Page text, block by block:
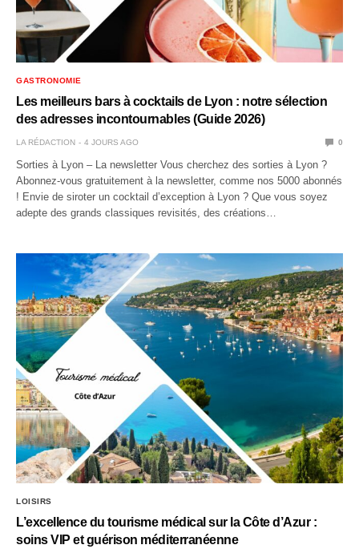
GASTRONOMIE
Les meilleurs bars à cocktails de Lyon : notre sélection
des adresses incontournables (Guide 2026)
LA RÉDACTION 4 JOURS AGO 0
Sorties à Lyon – La newsletter Vous cherchez des sorties à Lyon ?
Abonnez-vous gratuitement à la newsletter, comme nos 5000 abonnés
! Envie de siroter un cocktail d’exception à Lyon ? Que vous soyez
adepte des grands classiques revisités, des créations…
LOISIRS
L’excellence du tourisme médical sur la Côte d’Azur :
soins VIP et guérison méditerranéenne